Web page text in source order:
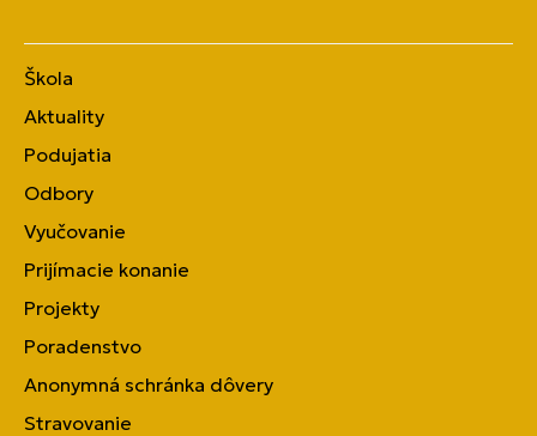
Škola
Aktuality
Podujatia
Odbory
Vyučovanie
Prijímacie konanie
Projekty
Poradenstvo
Anonymná schránka dôvery
Stravovanie